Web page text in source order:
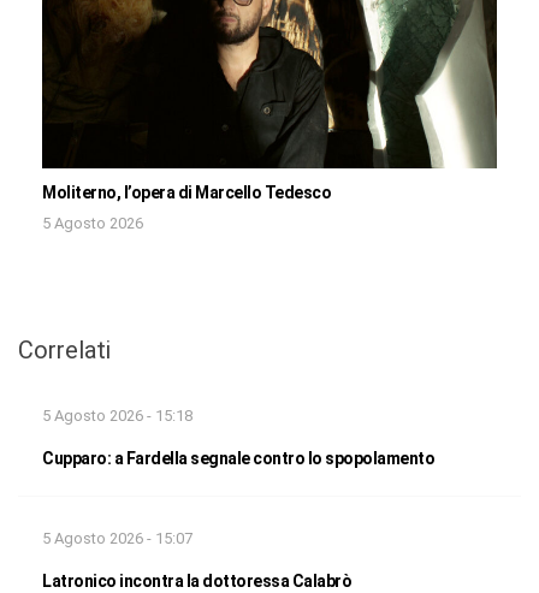
Moliterno, l’opera di Marcello Tedesco
5 Agosto 2026
Correlati
5 Agosto 2026 - 15:18
Cupparo: a Fardella segnale contro lo spopolamento
5 Agosto 2026 - 15:07
Latronico incontra la dottoressa Calabrò